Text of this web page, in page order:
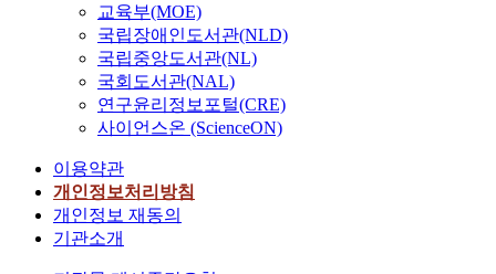
교육부(MOE)
국립장애인도서관(NLD)
국립중앙도서관(NL)
국회도서관(NAL)
연구윤리정보포털(CRE)
사이언스온 (ScienceON)
이용약관
개인정보처리방침
개인정보 재동의
기관소개